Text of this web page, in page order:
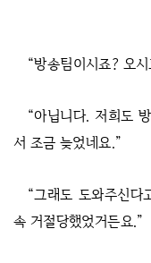
“방송팀이시죠? 오
“아닙니다. 저희도
서 조금 늦었네요.”
“그래도 도와주신
속 거절당했었거든요.”